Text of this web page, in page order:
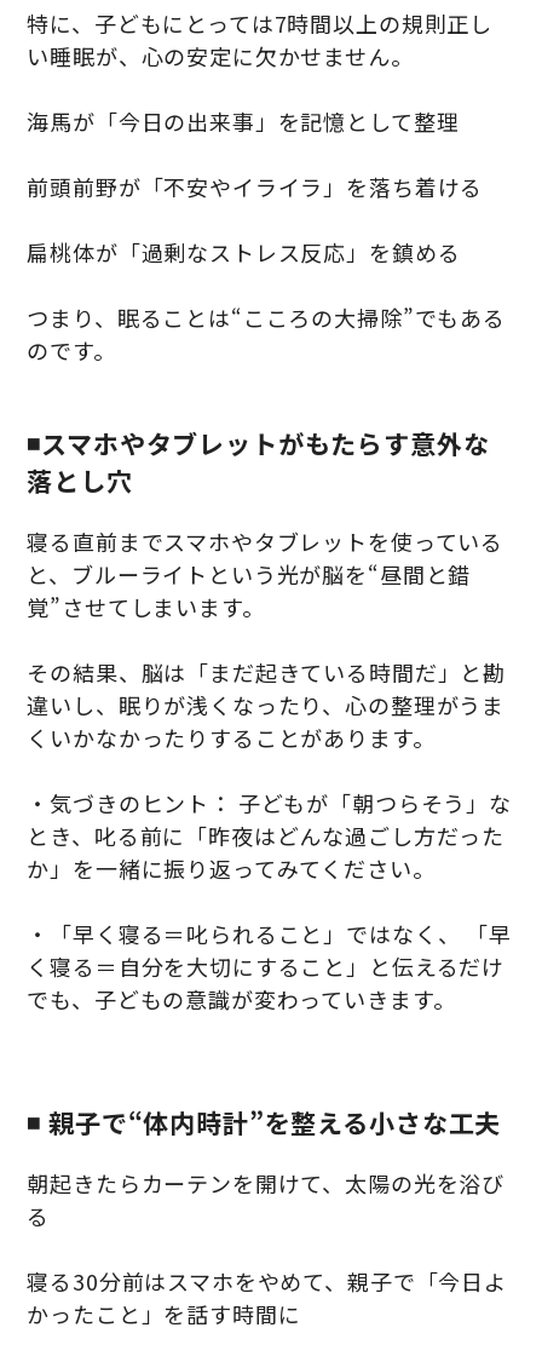
特に、子どもにとっては7時間以上の規則正し
い睡眠が、心の安定に欠かせません。
海馬が「今日の出来事」を記憶として整理
前頭前野が「不安やイライラ」を落ち着ける
扁桃体が「過剰なストレス反応」を鎮める
つまり、眠ることは“こころの大掃除”でもある
のです。
◾️スマホやタブレットがもたらす意外な
落とし穴
寝る直前までスマホやタブレットを使っている
と、ブルーライトという光が脳を“昼間と錯
覚”させてしまいます。
その結果、脳は「まだ起きている時間だ」と勘
違いし、眠りが浅くなったり、心の整理がうま
くいかなかったりすることがあります。
・気づきのヒント： 子どもが「朝つらそう」な
とき、叱る前に「昨夜はどんな過ごし方だった
か」を一緒に振り返ってみてください。
・「早く寝る＝叱られること」ではなく、 「早
く寝る＝自分を大切にすること」と伝えるだけ
でも、子どもの意識が変わっていきます。
◾️ 親子で“体内時計”を整える小さな工夫
朝起きたらカーテンを開けて、太陽の光を浴び
る
寝る30分前はスマホをやめて、親子で「今日よ
かったこと」を話す時間に